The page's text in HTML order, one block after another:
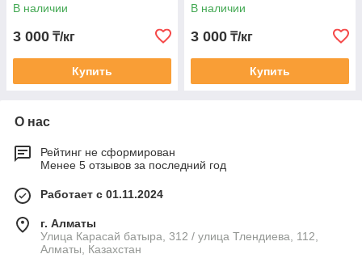
В наличии
3 000 ₸/кг
Купить
В наличии
3 000 ₸/кг
Купить
О нас
Рейтинг не сформирован
Менее 5 отзывов за последний год
Работает с 01.11.2024
г. Алматы
Улица Карасай батыра, 312 / улица Тлендиева, 112,
Алматы, Казахстан